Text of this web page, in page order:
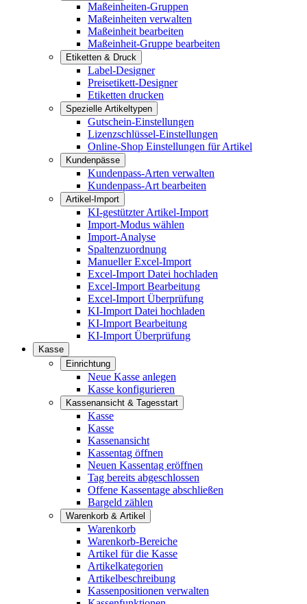
Maßeinheiten-Gruppen
Maßeinheiten verwalten
Maßeinheit bearbeiten
Maßeinheit-Gruppe bearbeiten
Etiketten & Druck
Label-Designer
Preisetikett-Designer
Etiketten drucken
Spezielle Artikeltypen
Gutschein-Einstellungen
Lizenzschlüssel-Einstellungen
Online-Shop Einstellungen für Artikel
Kundenpässe
Kundenpass-Arten verwalten
Kundenpass-Art bearbeiten
Artikel-Import
KI-gestützter Artikel-Import
Import-Modus wählen
Import-Analyse
Spaltenzuordnung
Manueller Excel-Import
Excel-Import Datei hochladen
Excel-Import Bearbeitung
Excel-Import Überprüfung
KI-Import Datei hochladen
KI-Import Bearbeitung
KI-Import Überprüfung
Kasse
Einrichtung
Neue Kasse anlegen
Kasse konfigurieren
Kassenansicht & Tagesstart
Kasse
Kasse
Kassenansicht
Kassentag öffnen
Neuen Kassentag eröffnen
Tag bereits abgeschlossen
Offene Kassentage abschließen
Bargeld zählen
Warenkorb & Artikel
Warenkorb
Warenkorb-Bereiche
Artikel für die Kasse
Artikelkategorien
Artikelbeschreibung
Kassenpositionen verwalten